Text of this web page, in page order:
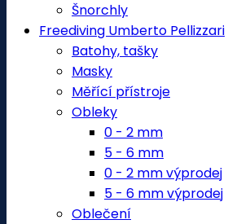
Šnorchly
Freediving Umberto Pellizzari
Batohy, tašky
Masky
Měřící přístroje
Obleky
0 - 2 mm
5 - 6 mm
0 - 2 mm výprodej
5 - 6 mm výprodej
Oblečení